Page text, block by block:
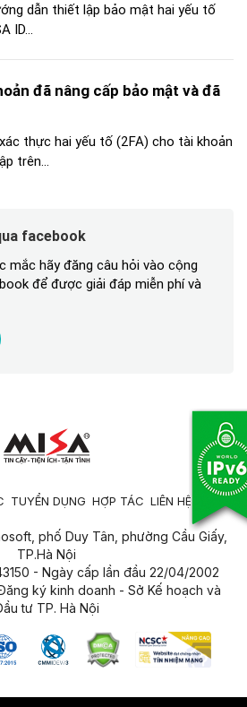
dẫn thiết lập bảo mật hai yếu tố
ID...
đã nâng cấp bảo mật và đã
thực hai yếu tố (2FA) cho tài khoản
trên...
facebook
mắc hãy đăng câu hỏi vào cộng
để được giải đáp miễn phí và
TUYỂN DỤNG HỢP TÁC LIÊN HỆ
phố Duy Tân, phường Cầu Giấy,
TP.Hà Nội
- Ngày cấp lần đầu 22/04/2002
ký kinh doanh - Sở Kế hoạch và
tư TP. Hà Nội